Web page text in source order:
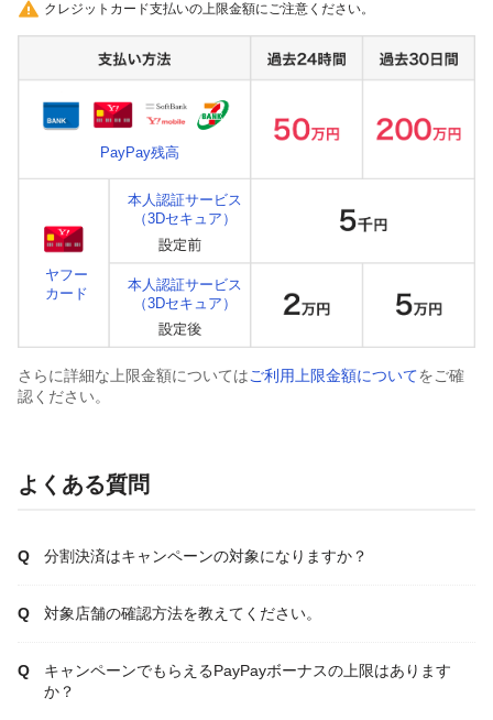
クレジットカード支払いの上限金額にご注意ください。
PayPay残高
ヤフー
カード
本人認証サービス
（3Dセキュア）
本人認証サービス
（3Dセキュア）
さらに詳細な上限金額についてはご利用上限金額についてをご確
認ください。
よくある質問
分割決済はキャンペーンの対象になりますか？
対象店舗の確認方法を教えてください。
キャンペーンでもらえるPayPayボーナスの上限はあります
か？